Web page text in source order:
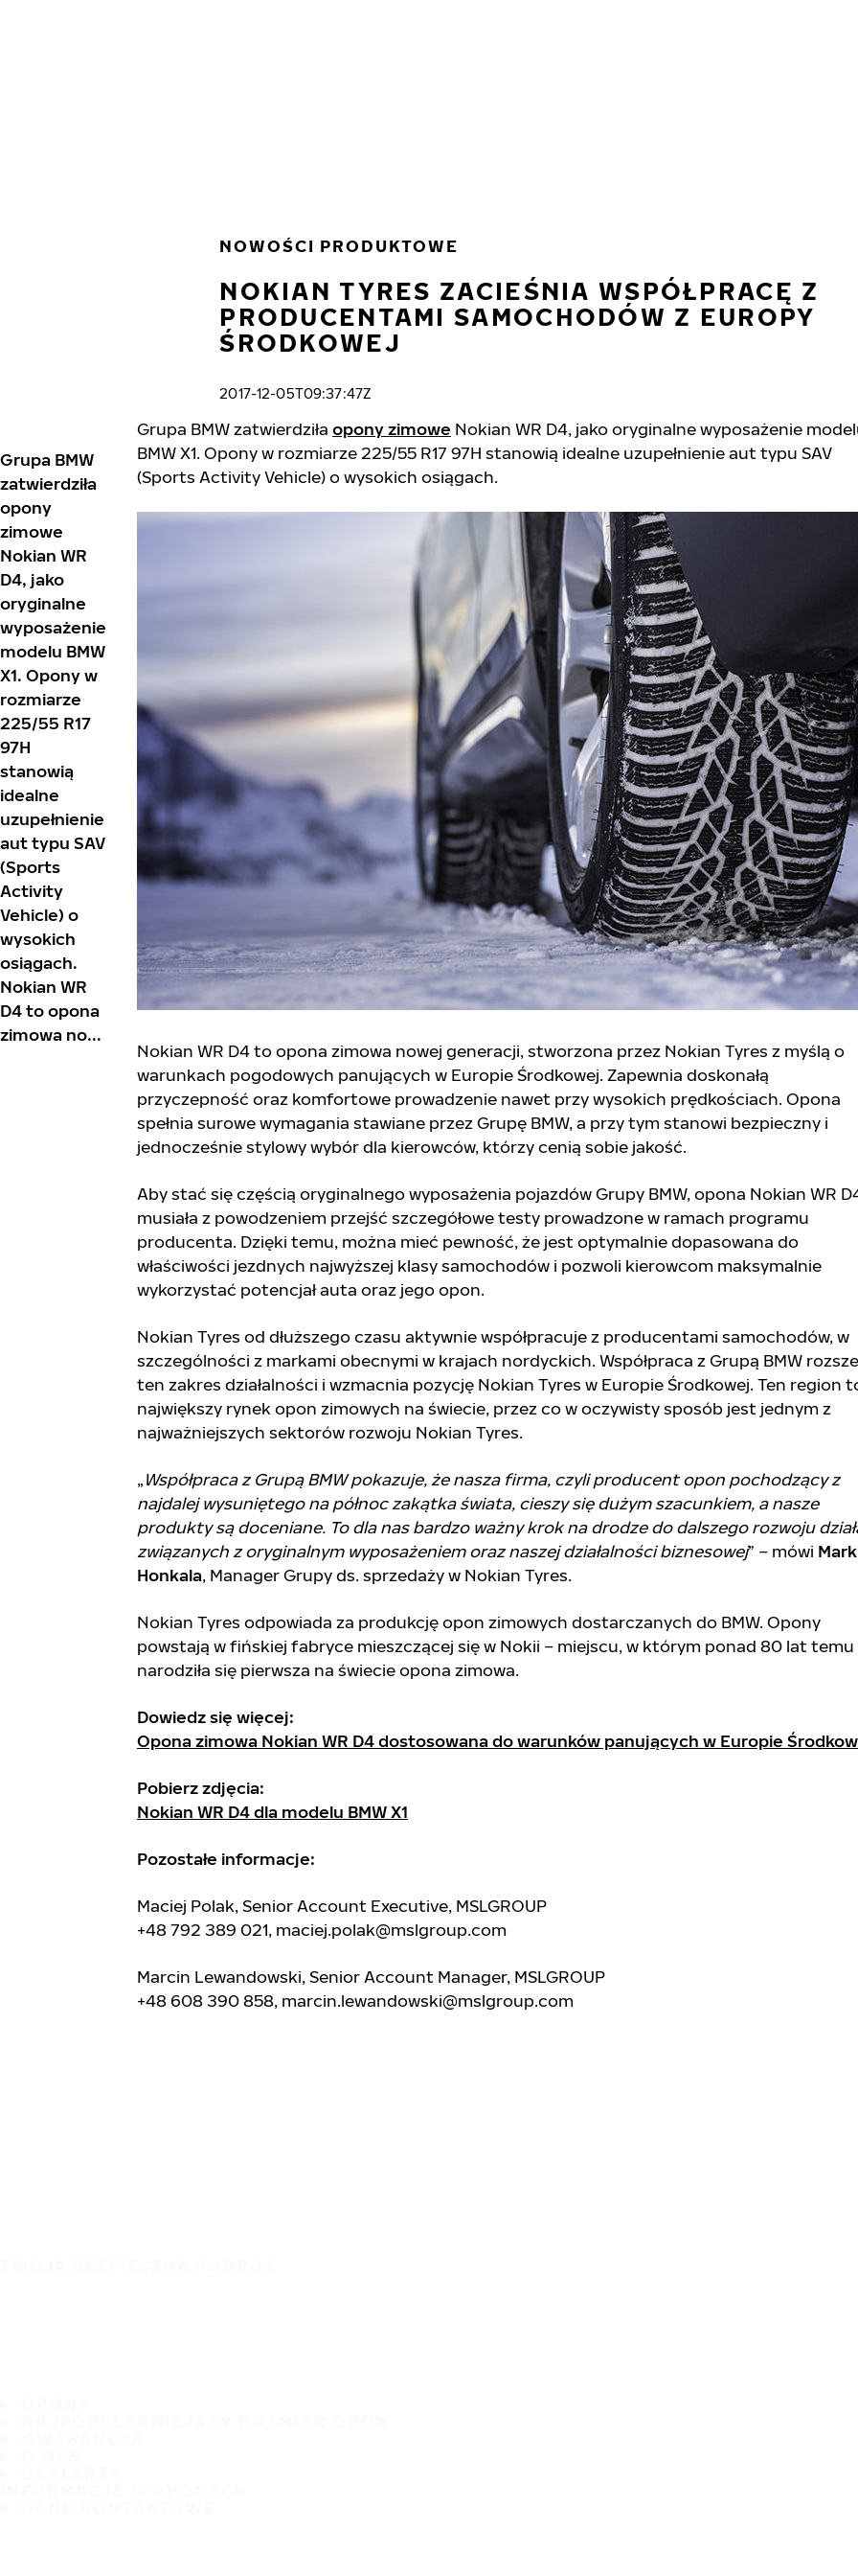
NOWOŚCI PRODUKTOWE
NOKIAN TYRES ZACIEŚNIA WSPÓŁPRACĘ Z
PRODUCENTAMI SAMOCHODÓW Z EUROPY
ŚRODKOWEJ
2017-12-05T09:37:47Z
Grupa BMW
zatwierdziła
opony
zimowe
Nokian WR
D4, jako
oryginalne
wyposażenie
modelu BMW
X1. Opony w
rozmiarze
225/55 R17
97H
stanowią
idealne
uzupełnienie
aut typu SAV
(Sports
Activity
Vehicle) o
wysokich
osiągach.
Nokian WR
D4 to opona
zimowa no...
Grupa BMW zatwierdziła opony zimowe Nokian WR D4, jako oryginalne wyposażenie
BMW X1. Opony w rozmiarze 225/55 R17 97H stanowią idealne uzupełnienie aut typu SAV
(Sports Activity Vehicle) o wysokich osiągach.
Nokian WR D4 to opona zimowa nowej generacji, stworzona przez Nokian Tyres z myślą o
warunkach pogodowych panujących w Europie Środkowej. Zapewnia doskonałą
przyczepność oraz komfortowe prowadzenie nawet przy wysokich prędkościach. Opona
spełnia surowe wymagania stawiane przez Grupę BMW, a przy tym stanowi bezpieczny i
jednocześnie stylowy wybór dla kierowców, którzy cenią sobie jakość.
Aby stać się częścią oryginalnego wyposażenia pojazdów Grupy BMW, opona Nokian WR
musiała z powodzeniem przejść szczegółowe testy prowadzone w ramach programu
producenta. Dzięki temu, można mieć pewność, że jest optymalnie dopasowana do
właściwości jezdnych najwyższej klasy samochodów i pozwoli kierowcom maksymalnie
wykorzystać potencjał auta oraz jego opon.
Nokian Tyres od dłuższego czasu aktywnie współpracuje z producentami samochodów, w
szczególności z markami obecnymi w krajach nordyckich. Współpraca z Grupą BMW
ten zakres działalności i wzmacnia pozycję Nokian Tyres w Europie Środkowej. Ten region
największy rynek opon zimowych na świecie, przez co w oczywisty sposób jest jednym z
najważniejszych sektorów rozwoju Nokian Tyres.
„Współpraca z Grupą BMW pokazuje, że nasza firma, czyli producent opon pochodzący z
najdalej wysuniętego na północ zakątka świata, cieszy się dużym szacunkiem, a nasze
produkty są doceniane. To dla nas bardzo ważny krok na drodze do dalszego rozwoju
związanych z oryginalnym wyposażeniem oraz naszej działalności biznesowej” – mówi
Honkala, Manager Grupy ds. sprzedaży w Nokian Tyres.
Nokian Tyres odpowiada za produkcję opon zimowych dostarczanych do BMW. Opony
powstają w fińskiej fabryce mieszczącej się w Nokii – miejscu, w którym ponad 80 lat temu
narodziła się pierwsza na świecie opona zimowa.
Dowiedz się więcej:
Opona zimowa Nokian WR D4 dostosowana do warunków panujących w Europie
Pobierz zdjęcia:
Nokian WR D4 dla modelu BMW X1
Pozostałe informacje:
Maciej Polak, Senior Account Executive, MSLGROUP
+48 792 389 021, maciej.polak@mslgroup.com
Marcin Lewandowski, Senior Account Manager, MSLGROUP
+48 608 390 858, marcin.lewandowski@mslgroup.com